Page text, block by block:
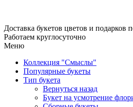
Доставка букетов цветов и подарков
Работаем круглосуточно
Меню
Коллекция "Смыслы"
Популярные букеты
Тип букета
Вернуться назад
Букет на усмотрение